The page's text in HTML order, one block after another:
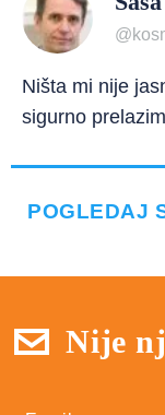
Ništa mi nije
sigurno
POGLEDAJ
Nije